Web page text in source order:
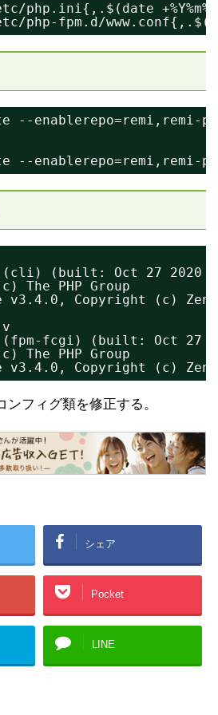
php.ini{,.$(date
php-fpm.d/
--enablerepo=remi,remi-
--enablerepo=remi,remi-
(cli) (built: Oct 27 2020
The PHP Group
v3.4.0, Copyright (c)
(fpm-fcgi) (built: Oct 27
The PHP Group
v3.4.0, Copyright (c)
フィグ類を修正する。
シェア
Pocket
LINE